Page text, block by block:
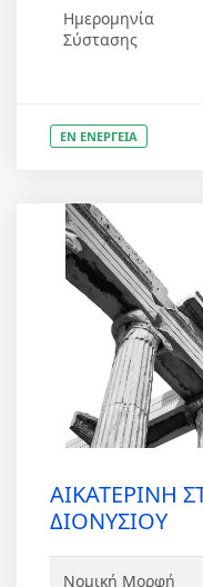
Ημερομηνία
Σύστασης
ΕΝ ΕΝΕΡΓΕΙΑ
ΑΙΚΑΤΕΡΙΝΗ
ΔΙΟΝΥΣΙΟΥ
Νομική Μορφή